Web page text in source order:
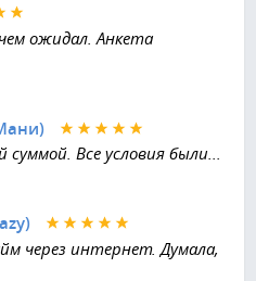
чем ожидал. Анкета
Все условия были...
через интернет. Думала,